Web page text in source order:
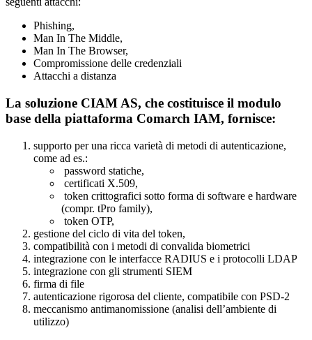
Phishing,
Man In The Middle,
Man In The Browser,
Compromissione delle credenziali
Attacchi a distanza
La soluzione CIAM AS, che costituisce il modulo
base della piattaforma Comarch IAM, fornisce:
supporto per una ricca varietà di metodi di autenticazione,
come ad es.:
password statiche,
certificati X.509,
token crittografici sotto forma di software e hardware
(compr. tPro family),
token OTP,
gestione del ciclo di vita del token,
compatibilità con i metodi di convalida biometrici
integrazione con le interfacce RADIUS e i protocolli LDAP
integrazione con gli strumenti SIEM
firma di file
autenticazione rigorosa del cliente, compatibile con PSD-2
meccanismo antimanomissione (analisi dell’ambiente di
utilizzo)